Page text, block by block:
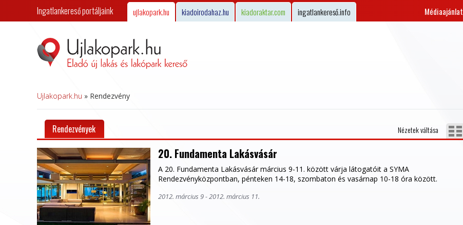
Ingatlankereső portáljaink ujlakopark.hu kiadoirodahaz.hu kiadoraktar.com ingatlankereső.info Médiaajánlat
Ujlakopark.hu » Rendezvény
Rendezvények Nézetek váltása
20. Fundamenta Lakásvásár
A 20. Fundamenta Lakásvásár március 9-11. között várja látogatóit a SYMA
Rendezvényközpontban, pénteken 14-18, szombaton és vasárnap 10-18 óra között.
2012. március 9 - 2012. március 11.